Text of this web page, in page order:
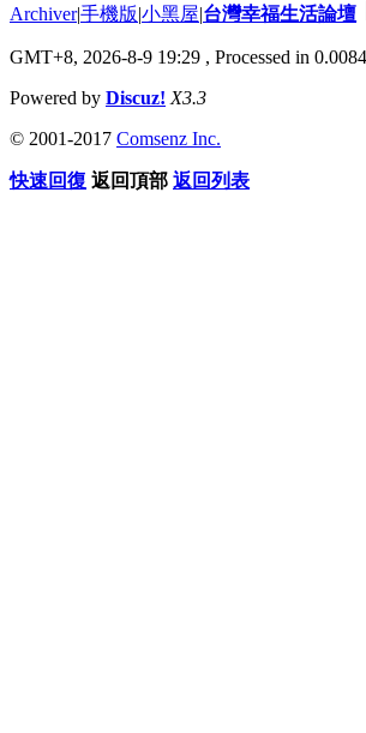
Archiver|手機版|小黑屋|台灣幸福生活論壇
GMT+8, 2026-8-9 19:29 , Processed in
Powered by Discuz! X3.3
© 2001-2017 Comsenz Inc.
快速回復 返回頂部 返回列表